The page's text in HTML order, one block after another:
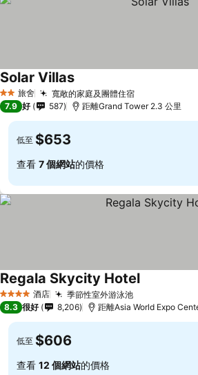
2 星級旅舍 寬敞的家庭及團體住宿
Solar Villas
7.9 好 587 距離Grand Tower 2.3 公里
低至 $653
查看 7 個網站的價格
4 星級 酒店 季節性室外游泳池
Regala Skycity Hotel
8.3 很好 8,206 距離Asia World Expo
低至 $606
查看 12 個網站的價格